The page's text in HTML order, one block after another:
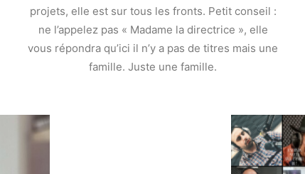
projets, elle est sur tous les fronts. Petit conseil :
ne l’appelez pas « Madame la directrice », elle
vous répondra qu’ici il n’y a pas de titres mais une
famille. Juste une famille.